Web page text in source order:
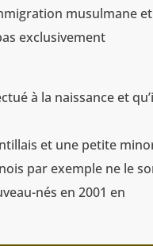
musulmane
exclusivement
à la naissance et
et une petite
par exemple ne le
nés en 2001 en